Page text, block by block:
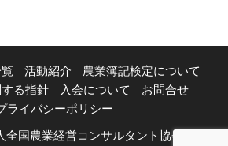
活動紹介
農業簿記検定について
る指針
入会について
お問合せ
ライバシーポリシー
国農業経営コンサルタント協会 | All